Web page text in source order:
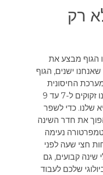
רק
מבצע את
ישנים, הגוף
החיסונית
ומעבד את אירועי היום. רובנו זקוקים ל-7 עד 9
כדי לשפר
את חדר השינה
נעימה
שעה לפני
קבועים, גם
שלכם לעבוד